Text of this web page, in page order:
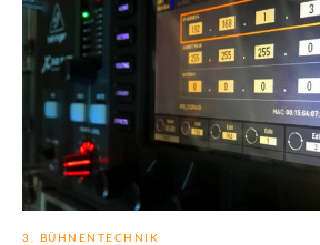
3. BÜHNENTECHNIK